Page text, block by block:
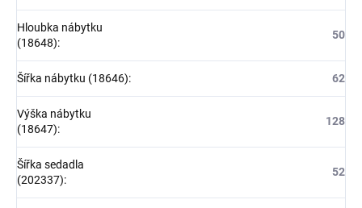
Hloubka nábytku
(18648):
50
Šířka nábytku (18646): 62
Výška nábytku
(18647):
128
Šířka sedadla
(202337):
52